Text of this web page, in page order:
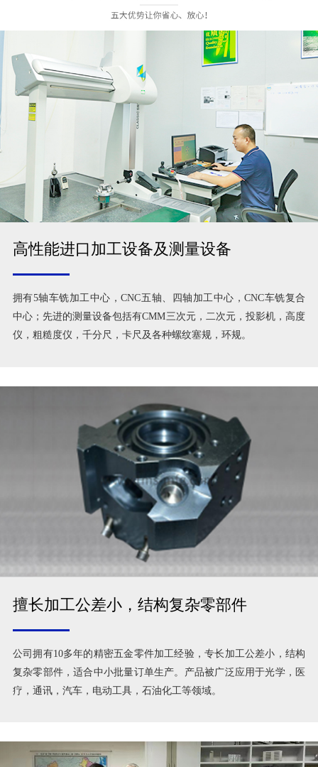
高性能进口加工设备及测量设备
拥有5轴车铣加工中心，CNC五轴、四轴加工中心，CNC车铣复合
中心；先进的测量设备包括有CMM三次元，二次元，投影机，高度
仪，粗糙度仪，千分尺，卡尺及各种螺纹塞规，环规。
擅长加工公差小，结构复杂零部件
公司拥有10多年的精密五金零件加工经验，专长加工公差小，结构
复杂零部件，适合中小批量订单生产。产品被广泛应用于光学，医
疗，通讯，汽车，电动工具，石油化工等领域。